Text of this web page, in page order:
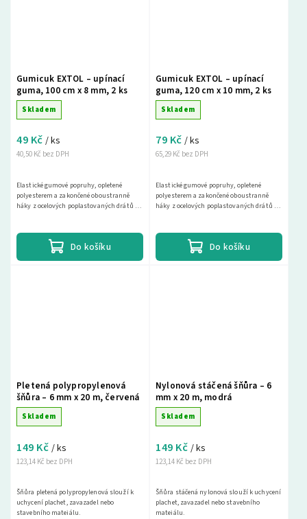
Gumicuk EXTOL – upínací
guma, 100 cm x 8 mm, 2 ks
Skladem
40,50 Kč bez DPH
49 Kč / ks
Do košíku
Elastické gumové popruhy, opletené
polyesterem a zakončené oboustranně
háky z ocelových poplastovaných drátů k
Gumicuk EXTOL – upínací
guma, 120 cm x 10 mm, 2 ks
Skladem
65,29 Kč bez DPH
79 Kč / ks
Do košíku
Elastické gumové popruhy, opletené
polyesterem a zakončené oboustranně
háky z ocelových poplastovaných drátů k
Pletená polypropylenová
šňůra – 6 mm x 20 m, červená
Skladem
123,14 Kč bez DPH
149 Kč / ks
Šňůra pletená polypropylenová slouží k
uchycení plachet, zavazadel nebo
stavebního mateiálu.
Nylonová stáčená šňůra – 6
mm x 20 m, modrá
Skladem
123,14 Kč bez DPH
149 Kč / ks
Šňůra stáčená nylonová slouží k uchycení
plachet, zavazadel nebo stavebního
mateiálu.